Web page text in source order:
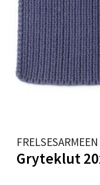
FRELSESARMEEN
Gryteklut
Stavanger
Gamle Stokkavei